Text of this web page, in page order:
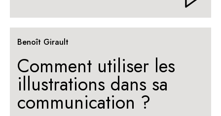
Benoît Girault
Comment utiliser les
illustrations dans sa
communication ?